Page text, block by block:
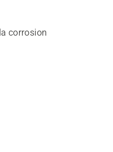
corrosion